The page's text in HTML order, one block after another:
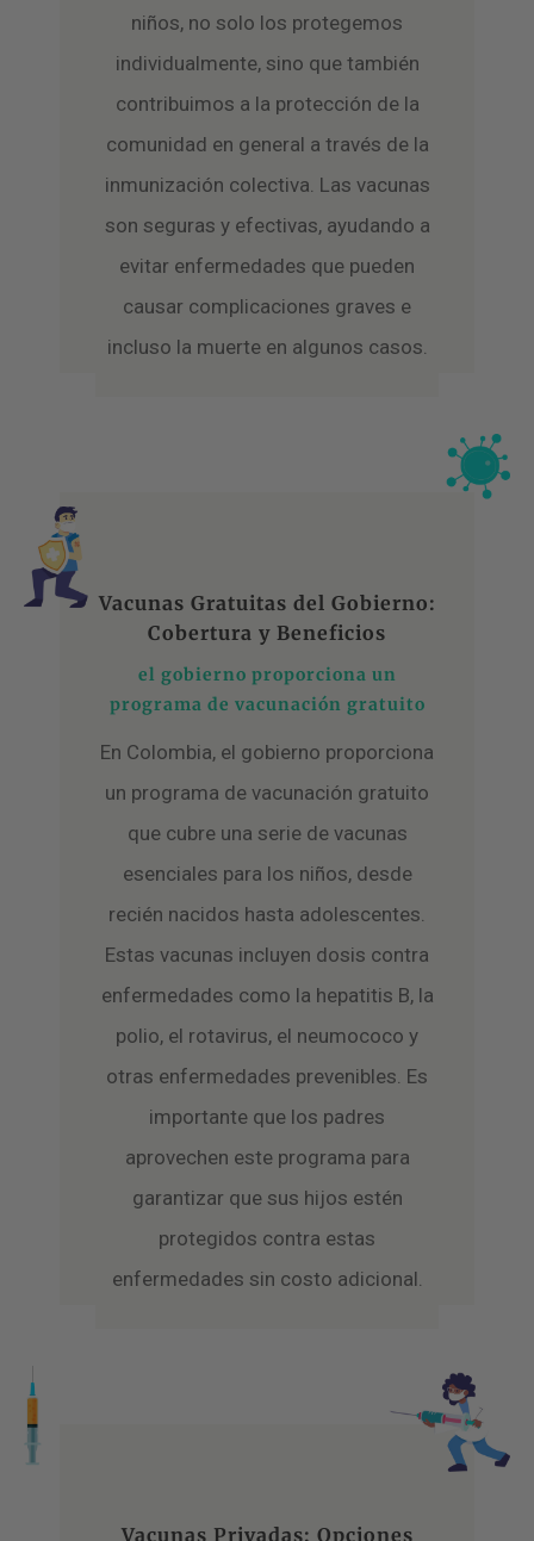
niños, no solo los protegemos
individualmente, sino que también
contribuimos a la protección de la
comunidad en general a través de la
inmunización colectiva. Las vacunas
son seguras y efectivas, ayudando a
evitar enfermedades que pueden
causar complicaciones graves e
incluso la muerte en algunos casos.
Vacunas Gratuitas del Gobierno:
Cobertura y Beneficios
el gobierno proporciona un
programa de vacunación gratuito
En Colombia, el gobierno proporciona
un programa de vacunación gratuito
que cubre una serie de vacunas
esenciales para los niños, desde
recién nacidos hasta adolescentes.
Estas vacunas incluyen dosis contra
enfermedades como la hepatitis B, la
polio, el rotavirus, el neumococo y
otras enfermedades prevenibles. Es
importante que los padres
aprovechen este programa para
garantizar que sus hijos estén
protegidos contra estas
enfermedades sin costo adicional.
Vacunas Privadas: Opciones